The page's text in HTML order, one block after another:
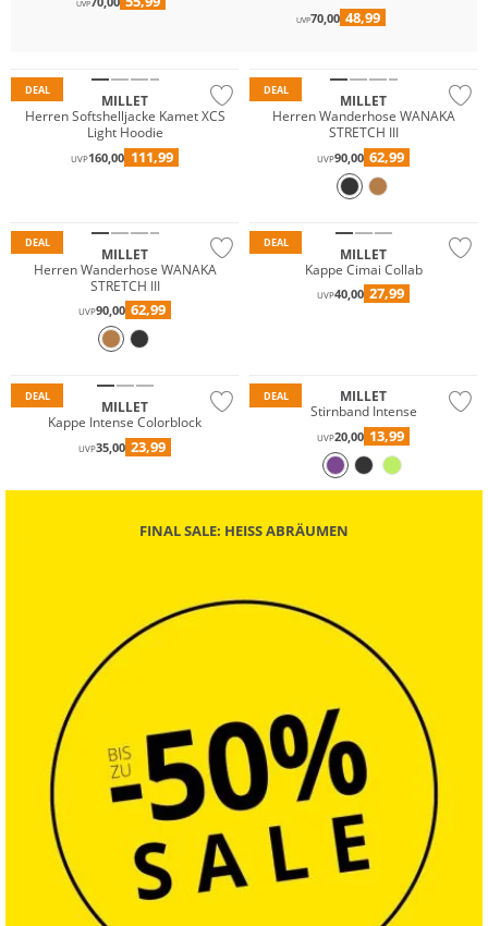
UVP
UVP70,00 48,99
DEAL
MILLET
Herren Softshelljacke Kamet XCS
Light Hoodie
UVP160,00 111,99
DEAL
MILLET
Herren Wanderhose WANAKA
STRETCH III
UVP90,00 62,99
DEAL
MILLET
Herren Wanderhose WANAKA
STRETCH III
UVP90,00 62,99
DEAL
MILLET
Kappe Cimai Collab
UVP40,00 27,99
DEAL
MILLET
Kappe Intense Colorblock
UVP35,00 23,99
DEAL
MILLET
Stirnband Intense
UVP20,00 13,99
FINAL SALE: HEISS ABRÄUMEN